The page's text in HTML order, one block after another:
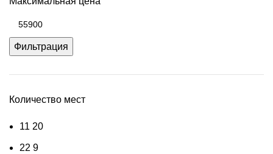
Фильтрация
Количество мест
11 20
22 9